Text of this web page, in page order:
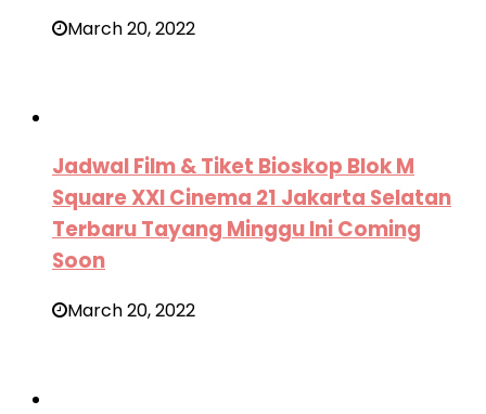
March 20, 2022
Jadwal Film & Tiket Bioskop Blok M
Square XXI Cinema 21 Jakarta Selatan
Terbaru Tayang Minggu Ini Coming
Soon
March 20, 2022